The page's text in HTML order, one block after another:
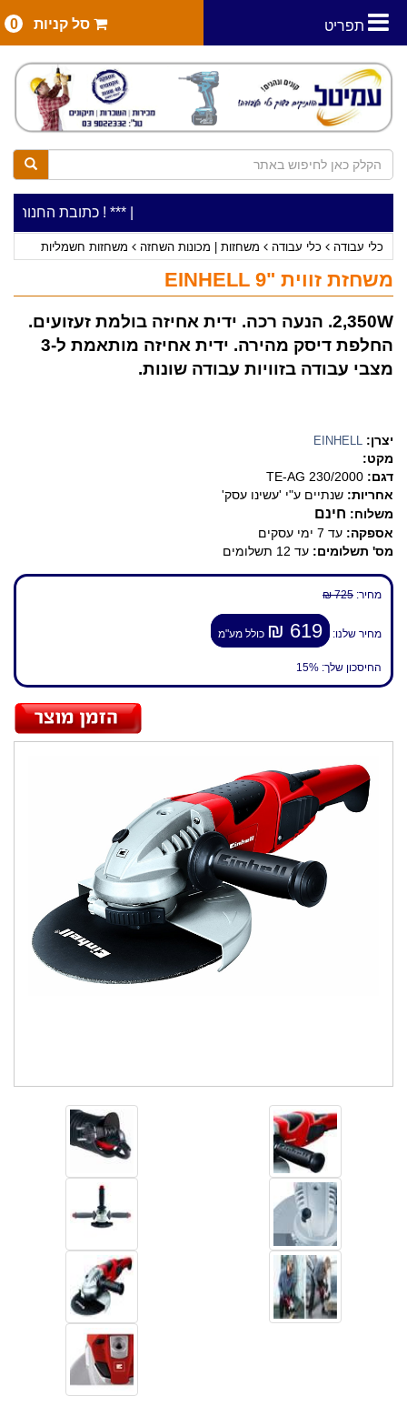
תפריט סל קניות 0
***כתובת החנות: רח' המלאכה 2, ביתן 8 (כניסה ***כלי עבודה להשכרה בתעריף יומי משתלם ! ***
כלי עבודה כלי עבודה משחזות | מכונות השחזה משחזות חשמליות
משחזת זווית "9 EINHELL
2,350W. הנעה רכה. ידית אחיזה בולמת זעזועים.
החלפת דיסק מהירה. ידית אחיזה מותאמת ל-3
מצבי עבודה בזוויות עבודה שונות.
יצרן: EINHELL
מקט:
דגם: TE-AG 230/2000
אחריות: שנתיים ע"י 'עשינו עסק'
משלוח: חינם
אספקה: עד 7 ימי עסקים
מס' תשלומים: עד 12 תשלומים
מחיר: 725 ₪
מחיר שלנו: 619 ₪ כולל מע"מ
החיסכון שלך: 15%